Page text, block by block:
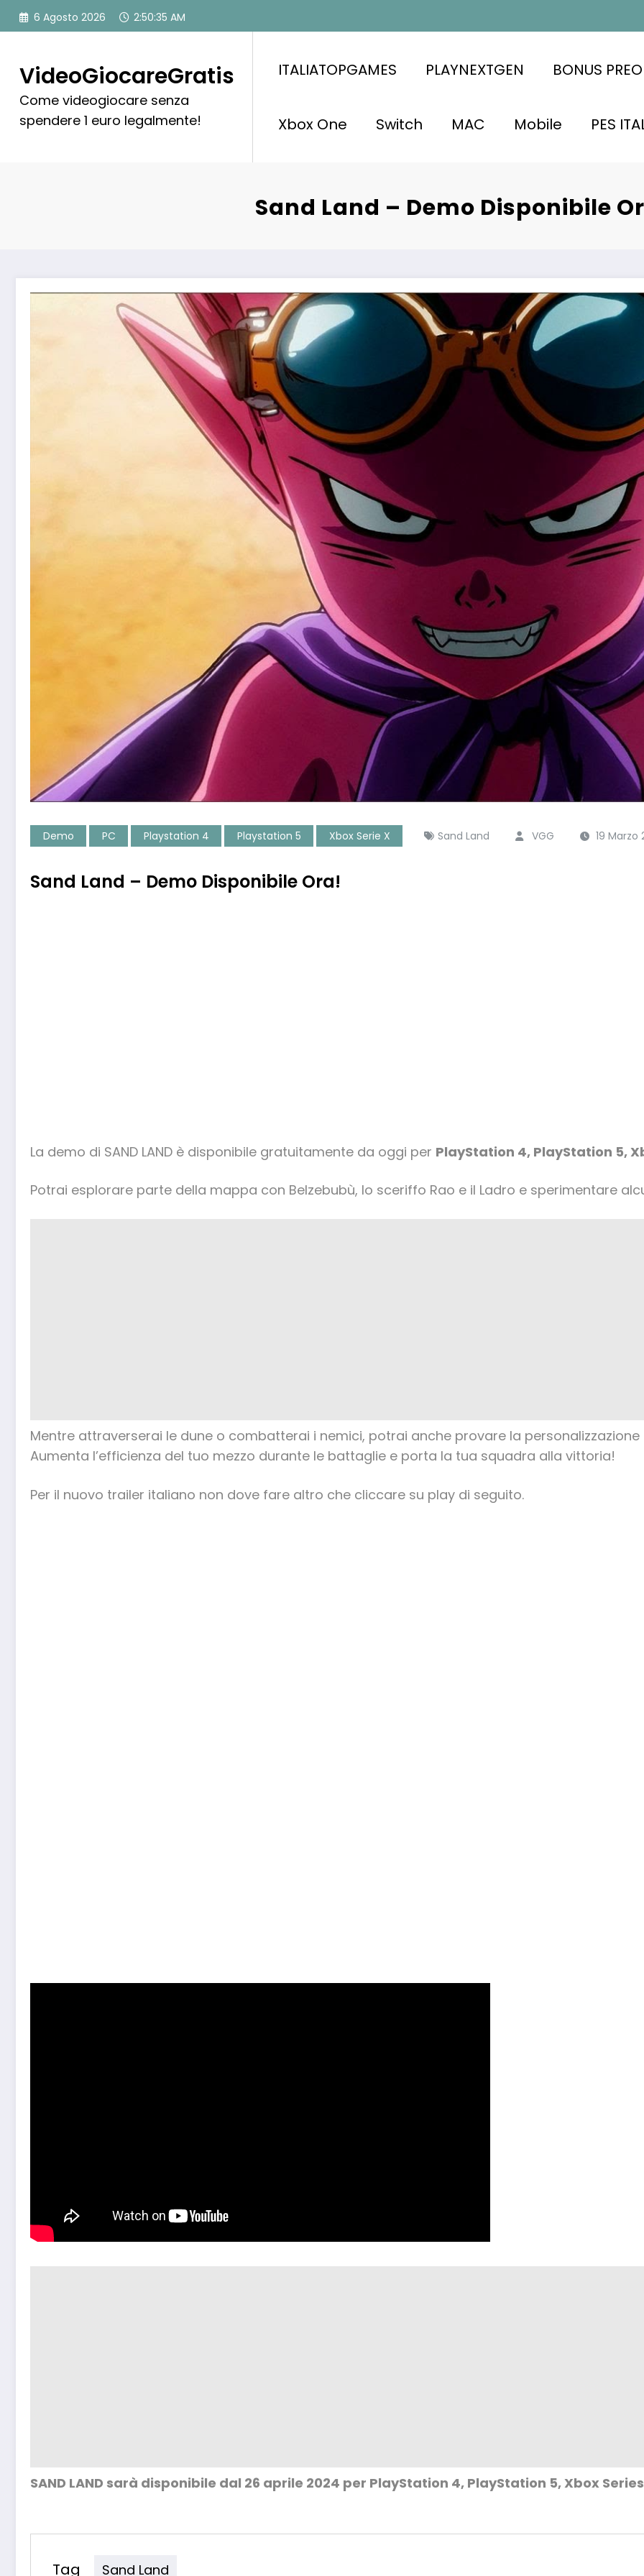
6 Agosto 2026 2:50:36 AM
VideoGiocareGratis
Come videogiocare senza
spendere 1 euro legalmente!
ITALIATOPGAMES PLAYNEXTGEN BONUS
Xbox One Switch MAC Mobile PES
Sand Land – Demo Disponibile
Demo PC Playstation 4 Playstation 5 Xbox Serie X Sand Land VGG 19 Marzo
Sand Land – Demo Disponibile Ora!
La demo di SAND LAND è disponibile gratuitamente da oggi per PlayStation 4, PlayStation 5,
Potrai esplorare parte della mappa con Belzebubù, lo sceriffo Rao e il Ladro e sperimentare
Mentre attraverserai le dune o combatterai i nemici, potrai anche provare la
Aumenta l’efficienza del tuo mezzo durante le battaglie e porta la tua squadra alla vittoria!
Per il nuovo trailer italiano non dove fare altro che cliccare su play di seguito.
SAND LAND sarà disponibile dal 26 aprile 2024 per PlayStation 4, PlayStation 5, Xbox
Tag Sand Land